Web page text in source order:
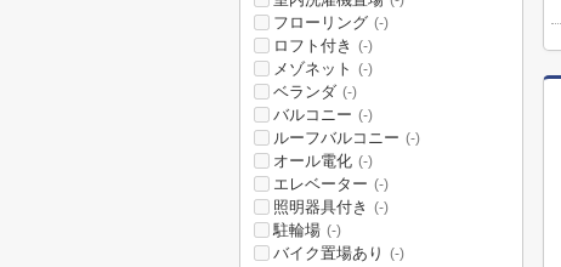
フローリング (-)
ロフト付き (-)
メゾネット (-)
ベランダ (-)
バルコニー (-)
ルーフバルコニー (-)
オール電化 (-)
エレベーター (-)
照明器具付き (-)
駐輪場 (-)
バイク置場あり (-)